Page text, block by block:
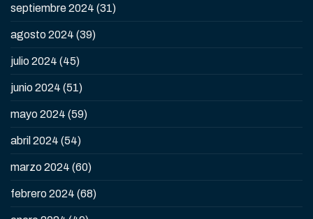
septiembre 2024 (31)
agosto 2024 (39)
julio 2024 (45)
junio 2024 (51)
mayo 2024 (59)
abril 2024 (54)
marzo 2024 (60)
febrero 2024 (68)